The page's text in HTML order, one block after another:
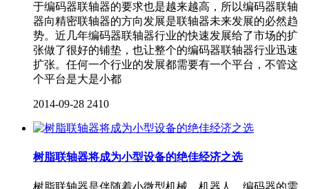
于编码器联轴器的要求也是越来越高，所以编码器联轴
器向精密联轴器的方向发展是联轴器未来发展的必然趋
势。近几年编码器联轴器行业的快速发展给了市场的扩
张做了很好的铺垫，也让整个的编码器联轴器行业迅速
扩张。任何一个行业的发展都需要有一个平台，不管这
个平台是大是小都
2014-09-28 2410
树脂联轴器将成为小型设备的绝佳经济之选
树脂联轴器是伴随着小微型机械、机器人、编码器的需